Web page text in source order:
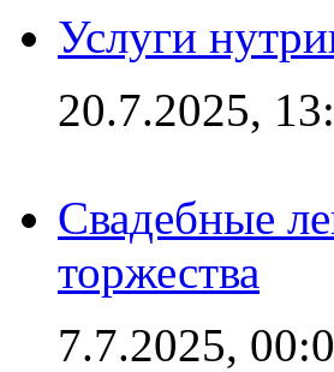
Услуги
20.7.2025,
Свадебные
торжества
7.7.2025,